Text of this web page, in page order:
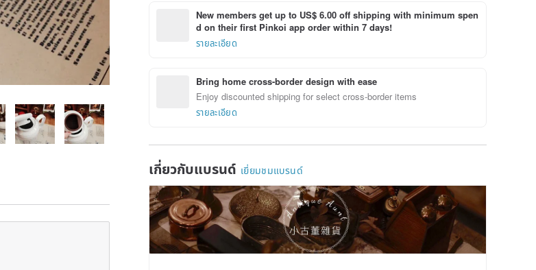
New members get up to US$ 6.00 off shipping with minimum spen
d on their first Pinkoi app order within 7 days!
รายละเอียด
Bring home cross-border design with ease
Enjoy discounted shipping for select cross-border items
รายละเอียด
เกี่ยวกับแบรนด์ เยี่ยมชมแบรนด์